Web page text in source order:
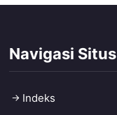
Navigasi Situs
Indeks